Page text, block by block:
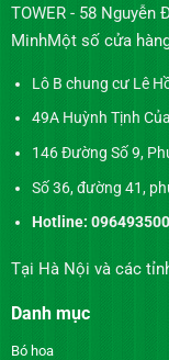
TOWER - 58 Nguyễn
MinhMột số cửa
Lô B chung cư Lê
49A Huỳnh Tịnh
146 Đường Số 9,
Số 36, đường 41,
Hotline:
Tại Hà Nội và các
Danh mục
Bó hoa